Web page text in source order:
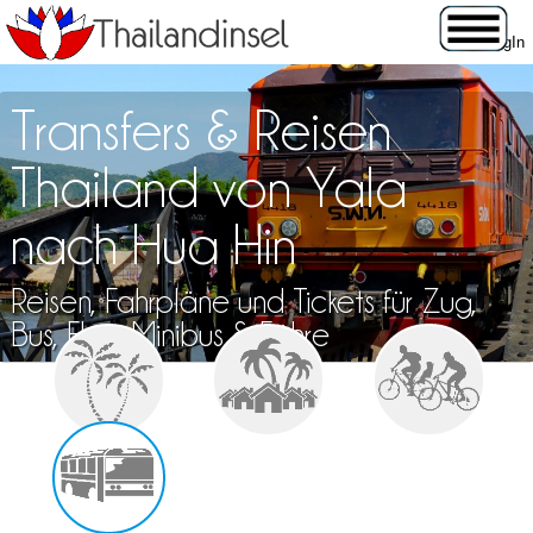
Transfers & Reisen
Thailand von Yala
nach Hua Hin
Reisen, Fahrpläne und Tickets für Zug,
Bus, Flug, Minibus & Fähre